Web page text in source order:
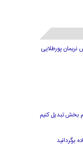
نریمان پورطلایی
بخش تبدیل کنیم
برگردانید